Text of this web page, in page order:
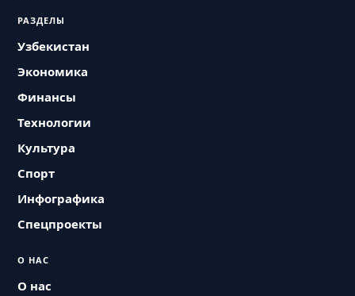
РАЗДЕЛЫ
Узбекистан
Экономика
Финансы
Технологии
Культура
Спорт
Инфографика
Спецпроекты
О НАС
О нас